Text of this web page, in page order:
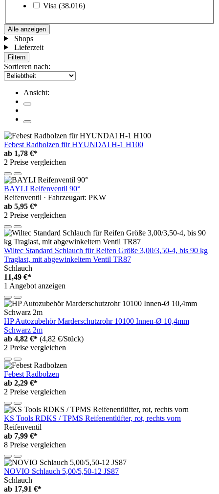
Visa (38.016)
Alle anzeigen
Shops
Lieferzeit
Filtern
Sortieren nach:
Ansicht:
Febest Radbolzen für HYUNDAI H-1 H100
ab 1,78 €*
2 Preise vergleichen
BAYLI Reifenventil 90°
Reifenventil · Fahrzeugart: PKW
ab 5,95 €*
2 Preise vergleichen
Wiltec Standard Schlauch für Reifen Größe 3,00/3,50-4, bis 90 kg
Traglast, mit abgewinkeltem Ventil TR87
Schlauch
11,49 €*
1 Angebot anzeigen
HP Autozubehör Marderschutzrohr 10100 Innen-Ø 10,4mm
Schwarz 2m
ab 4,82 €* (4,82 €/Stück)
2 Preise vergleichen
Febest Radbolzen
ab 2,29 €*
2 Preise vergleichen
KS Tools RDKS / TPMS Reifenentlüfter, rot, rechts vorn
Reifenventil
ab 7,99 €*
8 Preise vergleichen
NOVIO Schlauch 5,00/5,50-12 JS87
Schlauch
ab 17,91 €*